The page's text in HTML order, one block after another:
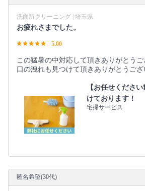
洗面所クリーニング | 埼玉県
お疲れさまでした。
5.00
この猛暑の中対応して頂きありがとう
口の洩れも見つけて頂きありがとうござ
【お任せくださ
けております！
宅掃サービス
匿名希望(30代)